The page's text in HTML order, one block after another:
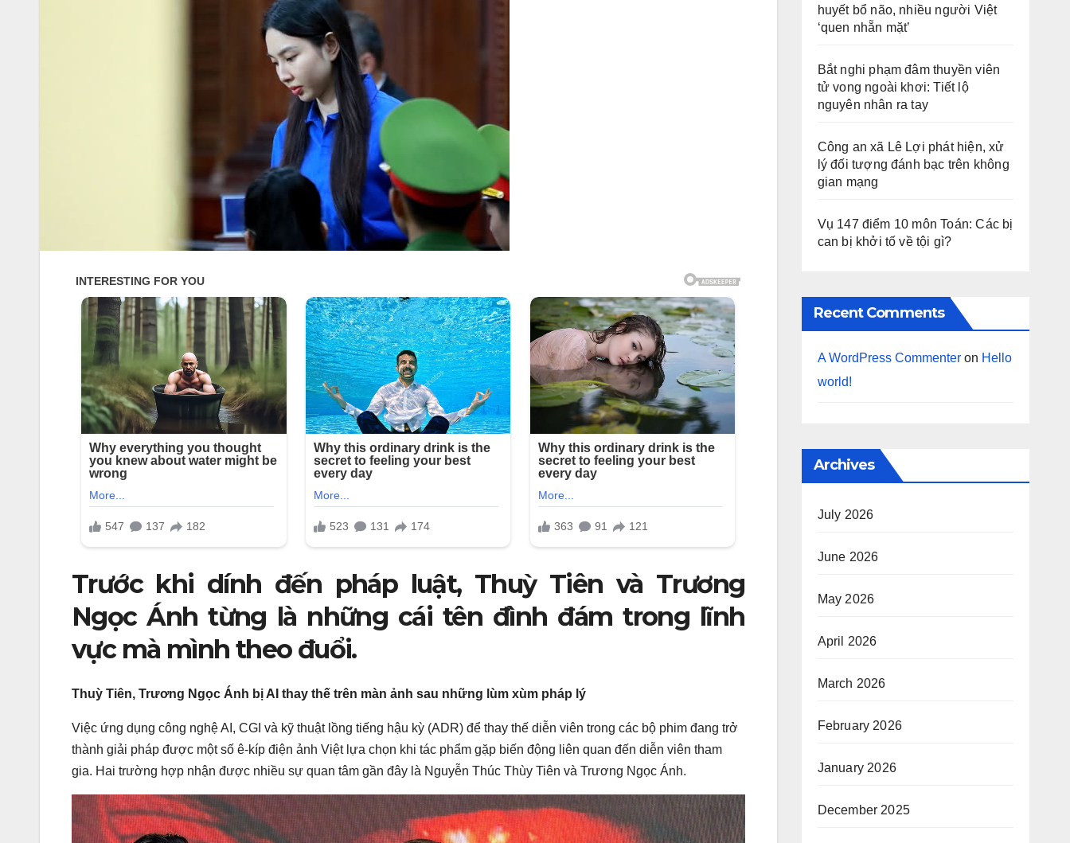
Trước khi dính đến pháp luật, Thuỳ Tiên và Trương
Ngọc Ánh từng là những cái tên đình đám trong lĩnh
vực mà mình theo đuổi.
Thuỳ Tiên, Trương Ngọc Ánh bị AI thay thế trên màn ảnh sau những lùm xùm pháp lý
Việc ứng dụng công nghệ AI, CGI và kỹ thuật lồng tiếng hậu kỳ (ADR) để thay thế diễn viên trong các bộ phim đang trở
thành giải pháp được một số ê-kíp điện ảnh Việt lựa chọn khi tác phẩm gặp biến động liên quan đến diễn viên tham
gia. Hai trường hợp nhận được nhiều sự quan tâm gần đây là Nguyễn Thúc Thùy Tiên và Trương Ngọc Ánh.
huyết bổ não, nhiều người Việt
‘quen nhẵn mặt’
Bắt nghi phạm đâm thuyền viên
tử vong ngoài khơi: Tiết lộ
nguyên nhân ra tay
Công an xã Lê Lợi phát hiện, xử
lý đối tượng đánh bạc trên không
gian mạng
Vụ 147 điểm 10 môn Toán: Các bị
can bị khởi tố về tội gì?
Recent Comments
A WordPress Commenteron Hello
world!
Archives
July 2026
June 2026
May 2026
April 2026
March 2026
February 2026
January 2026
December 2025